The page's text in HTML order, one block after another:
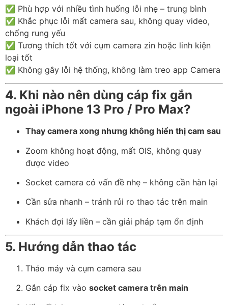
✅ Phù hợp với nhiều tình huống lỗi nhẹ – trung bình
✅ Khắc phục lỗi mất camera sau, không quay video,
chống rung yếu
✅ Tương thích tốt với cụm camera zin hoặc linh kiện
loại tốt
✅ Không gây lỗi hệ thống, không làm treo app Camera
4. Khi nào nên dùng cáp fix gắn
ngoài iPhone 13 Pro / Pro Max?
Thay camera xong nhưng không hiển thị cam sau
Zoom không hoạt động, mất OIS, không quay
được video
Socket camera có vấn đề nhẹ – không cần hàn lại
Cần sửa nhanh – tránh rủi ro thao tác trên main
Khách đợi lấy liền – cần giải pháp tạm ổn định
5. Hướng dẫn thao tác
Tháo máy và cụm camera sau
Gắn cáp fix vào socket camera trên main